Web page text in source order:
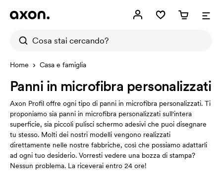
Home Casa e famiglia
Panni in microfibra personalizzati
Axon Profil offre ogni tipo di panni in microfibra personalizzati. Ti
proponiamo sia panni in microfibra personalizzati sull'intera
superficie, sia piccoli pulisci schermo adesivi che puoi disegnare
tu stesso. Molti dei nostri modelli vengono realizzati
direttamente nelle nostre fabbriche, così che possiamo adattarli
ad ogni tuo desiderio. Vorresti vedere una bozza di stampa?
Nessun problema. La riceverai entro 24 ore!